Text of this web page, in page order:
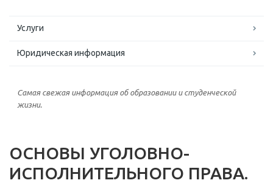
Услуги
Юридическая информация
Самая свежая информация об образовании и студенческой
жизни.
ОСНОВЫ УГОЛОВНО-
ИСПОЛНИТЕЛЬНОГО ПРАВА.